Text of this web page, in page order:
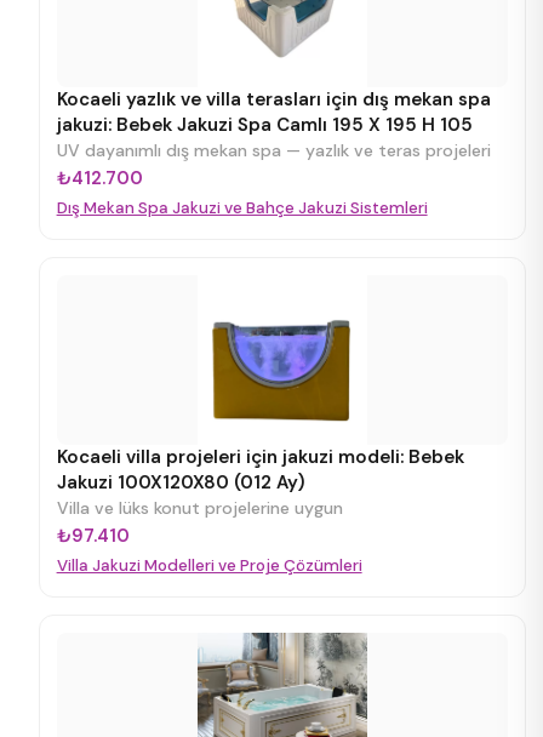
Kocaeli yazlık ve villa terasları için dış mekan spa
jakuzi: Bebek Jakuzi Spa Camlı 195 X 195 H 105
UV dayanımlı dış mekan spa — yazlık ve teras projeleri
₺412.700
Dış Mekan Spa Jakuzi ve Bahçe Jakuzi Sistemleri
Kocaeli villa projeleri için jakuzi modeli: Bebek
Jakuzi 100X120X80 (012 Ay)
Villa ve lüks konut projelerine uygun
₺97.410
Villa Jakuzi Modelleri ve Proje Çözümleri